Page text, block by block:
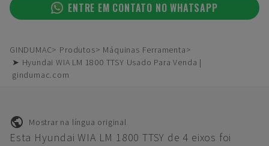
ENTRE EM CONTATO NO WHATSAPP
GINDUMAC Produtos
Máquinas Ferramenta
➤ Hyundai WIA LM 1800 TTSY Usado Para Venda |
gindumac.com
Mostrar na língua original
Esta Hyundai WIA LM 1800 TTSY de 4 eixos foi